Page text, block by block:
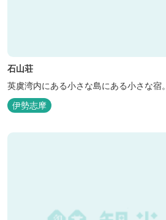
石山荘
英虞湾内にある小さな島にある小さな宿。
伊勢志摩